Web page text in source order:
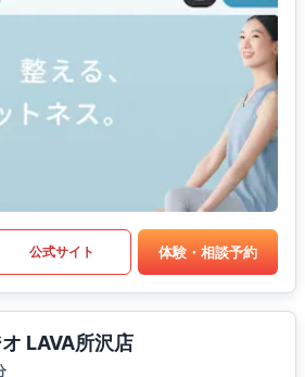
公式サイト 体験・相談予約
LAVA所沢店